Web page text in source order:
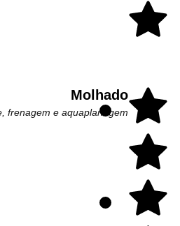
Molhado
frenagem e aquaplanagem